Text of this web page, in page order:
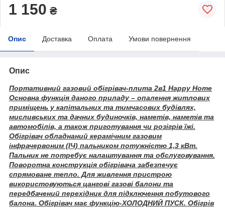
1 150 ₴
Опис Доставка Оплата Умови повернення
Опис
Портативний газовий обігрівач-плита 2в1 Happy Hоme
Основна функція даного приладу – опалення житлових
приміщень у капітальних та тимчасових будівлях,
мисливських та дачних будиночків, наметів, наметів та
автомобілів, а також приготування чи розігрів їжі.
Обігрівач обладнаний керамічним газовим
інфрачервоним (ІЧ) пальником потужністю 1,3 кВт.
Пальник не потребує налаштування та обслуговування.
Поворотна конструкція обігрівача забезпечує
спрямоване тепло. Для живлення пристрою
використовуються цангові газові балони та
передбачений перехідник для підключення побутового
балона. Обігрівач має функцію-ХОЛОДНИЙ ПУСК. Обігрів